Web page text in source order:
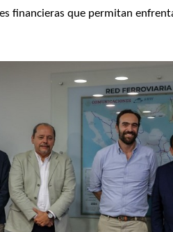
financieras que permitan